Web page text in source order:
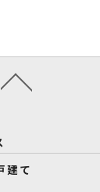
建て